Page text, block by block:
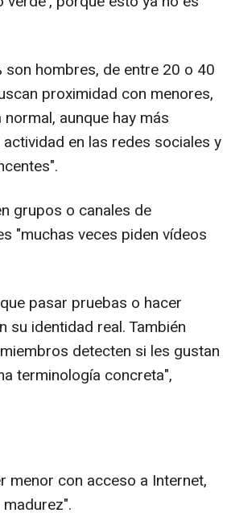
son hombres, de entre 20 o 40
proximidad con menores,
aunque hay más
en las redes sociales y
grupos o canales de
"muchas veces piden vídeos
pasar pruebas o hacer
su identidad real. También
detecten si les gustan
terminología concreta",
menor con acceso a Internet,